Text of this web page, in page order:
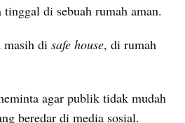
di sebuah rumah aman.
masih di safe house, di rumah
agar publik tidak mudah
beredar di media sosial.